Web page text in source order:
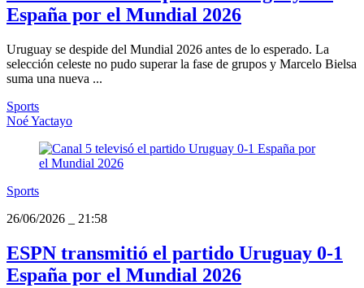
España por el Mundial 2026
Uruguay se despide del Mundial 2026 antes de lo esperado. La
selección celeste no pudo superar la fase de grupos y Marcelo Bielsa
suma una nueva ...
Sports
Noé Yactayo
Sports
26/06/2026
21:58
ESPN transmitió el partido Uruguay 0-1
España por el Mundial 2026